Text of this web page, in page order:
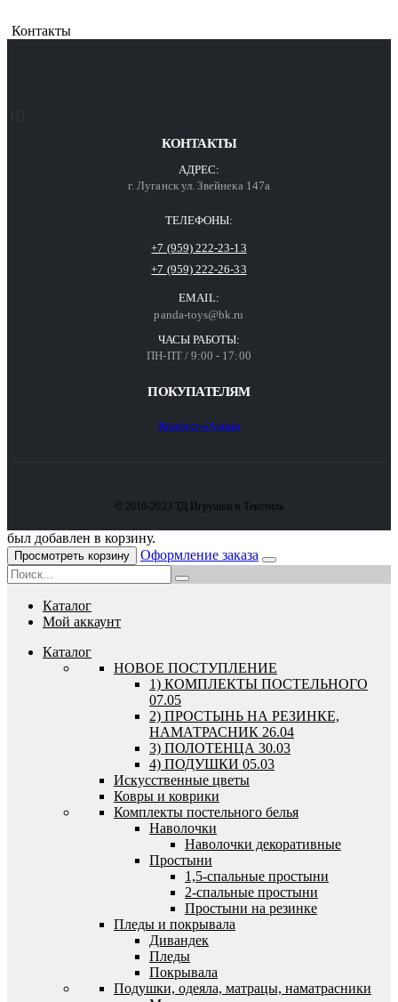
Контакты
КОНТАКТЫ
АДРЕС:
г. Луганск ул. Звейнека 147а
ТЕЛЕФОНЫ:
+7 (959) 222-23-13
+7 (959) 222-26-33
EMAIL:
panda-toys@bk.ru
ЧАСЫ РАБОТЫ:
ПН-ПТ / 9:00 - 17:00
ПОКУПАТЕЛЯМ
КонтактыАкции
© 2010-2023 ТД Игрушки и Текстиль
был добавлен в корзину.
Просмотреть корзину Оформление заказа
Каталог
Мой аккаунт
Каталог
HОВОЕ ПОСТУПЛЕНИЕ
1) КОМПЛЕКТЫ ПОСТЕЛЬНОГО
07.05
2) ПРОСТЫНЬ НА РЕЗИНКЕ,
НАМАТРАСНИК 26.04
3) ПОЛОТЕНЦА 30.03
4) ПОДУШКИ 05.03
Искусственные цветы
Ковры и коврики
Комплекты постельного белья
Наволочки
Наволочки декоративные
Простыни
1,5-спальные простыни
2-спальные простыни
Простыни на резинке
Пледы и покрывала
Дивандек
Пледы
Покрывала
Подушки, одеяла, матрацы, наматрасники